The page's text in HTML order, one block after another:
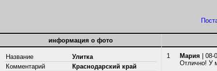
информация о фото
Название
Улитка
Комментарий
Краснодарский край
1 Мария | 08-
Отлично! У